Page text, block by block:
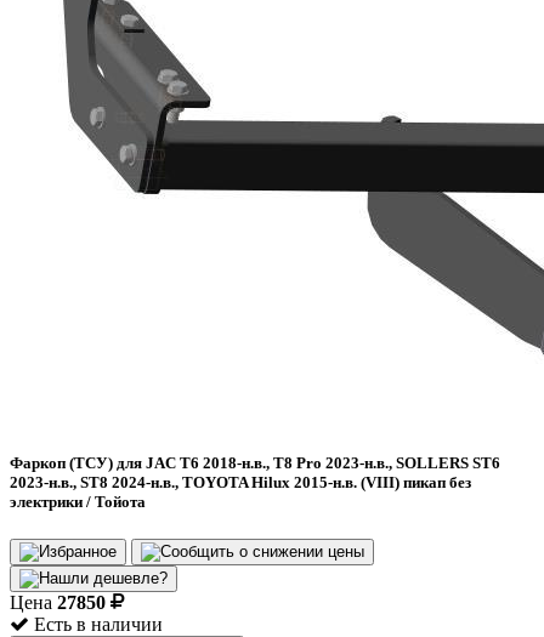
Фаркоп (ТСУ) для JAC T6 2018-н.в., T8 Pro 2023-н.в., SOLLERS ST6
2023-н.в., ST8 2024-н.в., TOYOTA Hilux 2015-н.в. (VIII) пикап без
электрики / Тойота
Цена 27850
Есть в наличии